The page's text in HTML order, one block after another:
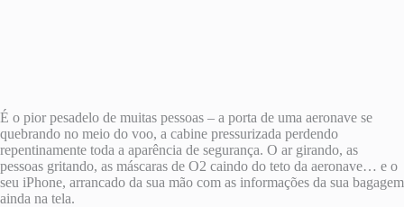
É o pior pesadelo de muitas pessoas – a porta de uma aeronave se
quebrando no meio do voo, a cabine pressurizada perdendo
repentinamente toda a aparência de segurança. O ar girando, as
pessoas gritando, as máscaras de O2 caindo do teto da aeronave… e o
seu iPhone, arrancado da sua mão com as informações da sua bagagem
ainda na tela.